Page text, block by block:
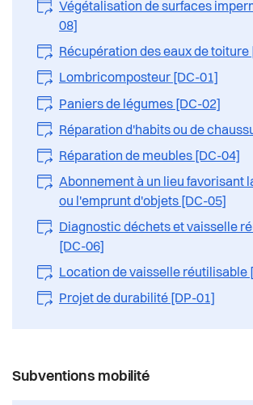
Végétalisation de surfaces
08]
Récupération des eaux de toiture
Lombricomposteur [DC-01]
Paniers de légumes [DC-02]
Réparation d'habits ou de
Réparation de meubles [DC-04]
Abonnement à un lieu favorisant
ou l'emprunt d'objets [DC-05]
Diagnostic déchets et vaisselle
[DC-06]
Location de vaisselle réutilisable
Projet de durabilité [DP-01]
Subventions mobilité